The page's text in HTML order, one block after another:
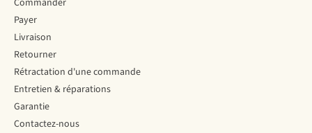
Commander
Payer
Livraison
Retourner
Rétractation d'une commande
Entretien & réparations
Garantie
Contactez-nous